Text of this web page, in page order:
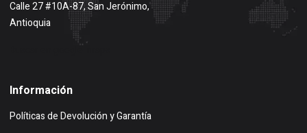
Calle 27 #10A-87, San Jerónimo,
Antioquia
Información
Políticas de Devolución y Garantía